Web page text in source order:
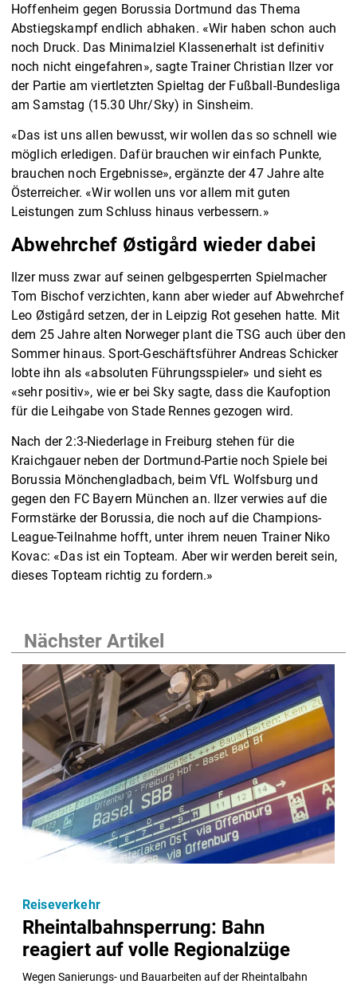
Hoffenheim gegen Borussia Dortmund das Thema
Abstiegskampf endlich abhaken. «Wir haben schon auch
noch Druck. Das Minimalziel Klassenerhalt ist definitiv
noch nicht eingefahren», sagte Trainer Christian Ilzer vor
der Partie am viertletzten Spieltag der Fußball-Bundesliga
am Samstag (15.30 Uhr/Sky) in Sinsheim.
«Das ist uns allen bewusst, wir wollen das so schnell wie
möglich erledigen. Dafür brauchen wir einfach Punkte,
brauchen noch Ergebnisse», ergänzte der 47 Jahre alte
Österreicher. «Wir wollen uns vor allem mit guten
Leistungen zum Schluss hinaus verbessern.»
Abwehrchef Østigård wieder dabei
Ilzer muss zwar auf seinen gelbgesperrten Spielmacher
Tom Bischof verzichten, kann aber wieder auf Abwehrchef
Leo Østigård setzen, der in Leipzig Rot gesehen hatte. Mit
dem 25 Jahre alten Norweger plant die TSG auch über den
Sommer hinaus. Sport-Geschäftsführer Andreas Schicker
lobte ihn als «absoluten Führungsspieler» und sieht es
«sehr positiv», wie er bei Sky sagte, dass die Kaufoption
für die Leihgabe von Stade Rennes gezogen wird.
Nach der 2:3-Niederlage in Freiburg stehen für die
Kraichgauer neben der Dortmund-Partie noch Spiele bei
Borussia Mönchengladbach, beim VfL Wolfsburg und
gegen den FC Bayern München an. Ilzer verwies auf die
Formstärke der Borussia, die noch auf die Champions-
League-Teilnahme hofft, unter ihrem neuen Trainer Niko
Kovac: «Das ist ein Topteam. Aber wir werden bereit sein,
dieses Topteam richtig zu fordern.»
Nächster Artikel
Rheintalbahnsperrung: Bahn
reagiert auf volle Regionalzüge
Wegen Sanierungs- und Bauarbeiten auf der Rheintalbahn
Reiseverkehr